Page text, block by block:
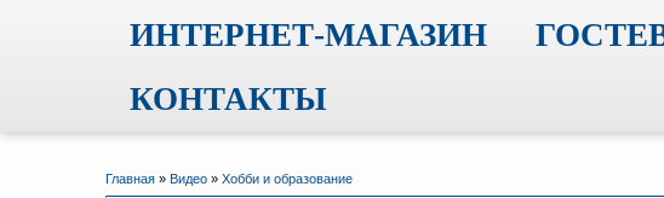
ИНТЕРНЕТ-МАГАЗИН
КОНТАКТЫ
Главная » Видео » Хобби и образование